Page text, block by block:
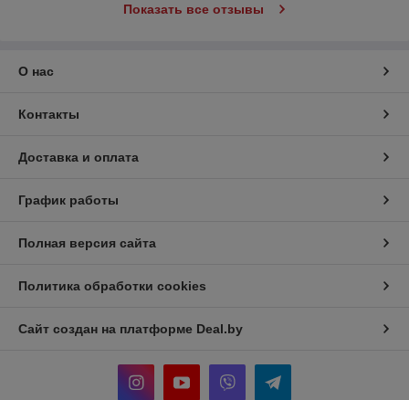
Показать все отзывы
О нас
Контакты
Доставка и оплата
График работы
Полная версия сайта
Политика обработки cookies
Сайт создан на платформе Deal.by